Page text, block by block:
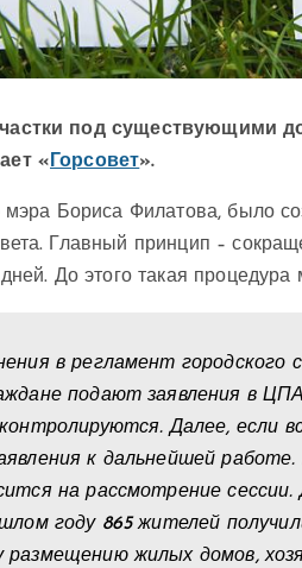
под существующими
« Горсовет».
Бориса Филатова, было
Главный принцип –
До этого такая процедура
в регламент
подают заявления в
Далее, если
к дальнейшей
на рассмотрение
году 865 жителей
жилых домов,